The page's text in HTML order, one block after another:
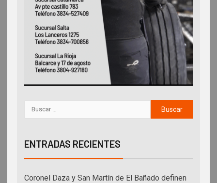
ENTRADAS RECIENTES
Coronel Daza y San Martín de El Bañado definen